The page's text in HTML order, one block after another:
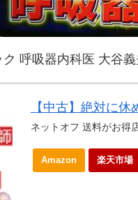
呼吸器内科医 大谷義
【中古】絶対に
ネットオフ 送料がお得
Amazon 楽天市場